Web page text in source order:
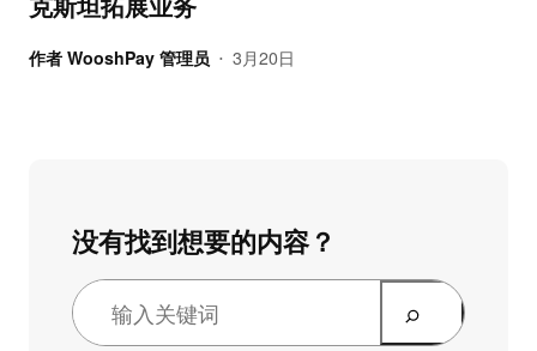
作者 WooshPay 管理员 • 3月20日
没有找到想要的内容？